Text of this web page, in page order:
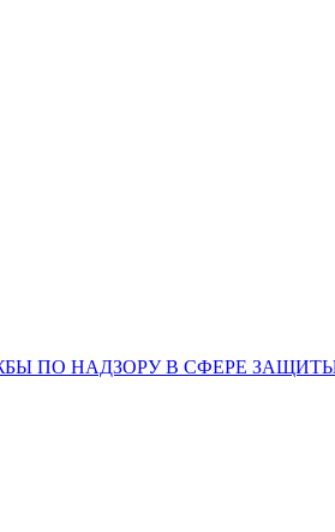
ПО НАДЗОРУ В СФЕРЕ